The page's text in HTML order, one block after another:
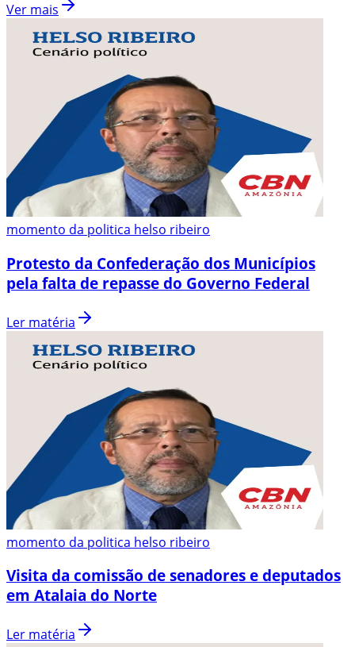
Ver mais
momento da politica helso ribeiro
Protesto da Confederação dos Municípios
pela falta de repasse do Governo Federal
Ler matéria
momento da politica helso ribeiro
Visita da comissão de senadores e deputados
em Atalaia do Norte
Ler matéria